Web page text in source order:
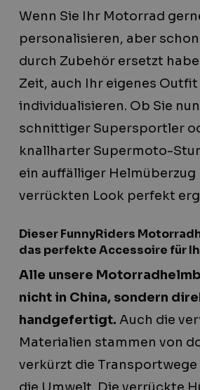
Wenn Sie Ihr Motorrad
personalisieren, aber
durch Zubehör ersetzt
Zeit, auch Ihr eigenes Outfit
individualisieren. Ob Sie
schnittiger Supersportler
knallharter Supermoto-
ein auffälliger Helmüberzug
verrückten Look perfekt
Dieser FunnyRiders
das perfekte Accessoire für
Alle unsere
nicht in China, sondern
handgefertigt. Auch die
Materialien stammen von
verkürzt die